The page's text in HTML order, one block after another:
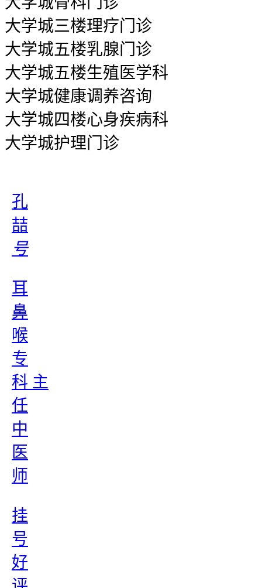
大学城三楼理疗门诊
大学城五楼乳腺门诊
大学城五楼生殖医学科
大学城健康调养咨询
大学城四楼心身疾病科
大学城护理门诊
孔
喆
号
耳
鼻
喉
专
科 主
任
中
医
师
挂
号
好